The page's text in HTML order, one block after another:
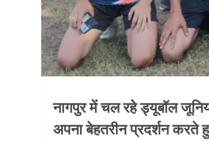
नागपुर में चल रहे ड्यूबॉल
अपना बेहतरीन प्रदर्शन करते